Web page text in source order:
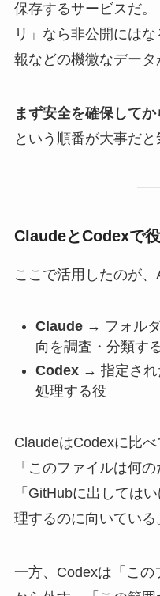
保存するサービスだ
リ」なら非公開には
報などの機微なデータ
まず安全を確保して
という順番が大事だと
ClaudeとCodexで
ここで活用したのが、
Claude→ フォルダ
向を調査・分類す
Codex→ 指定され
処理する役
ClaudeはCodexに比べ
「このファイルは何
「GitHubに出しては
理するのに向いている
一方、Codexは「この